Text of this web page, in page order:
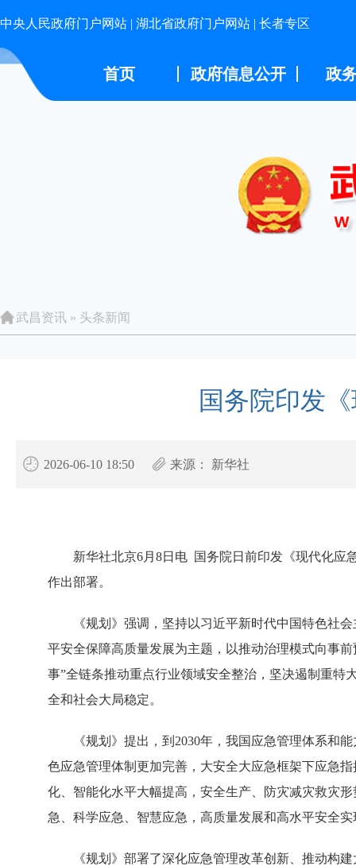
中央人民政府门户网站 | 湖北省政府门户网站 | 长者专区
首页 政府信息公开 政
武昌资讯 » 头条新闻
国务院印发
2026-06-10 18:50 来源： 新华社
新华社北京6月8日电 国务院日前印发《现代化应
作出部署。
《规划》强调，坚持以习近平新时代中国特色社
平安全保障高质量发展为主题，以推动治理模式向事
事”全链条推动重点行业领域安全整治，坚决遏制重
全和社会大局稳定。
《规划》提出，到2030年，我国应急管理体系和
色应急管理体制更加完善，大安全大应急框架下应急
化、智能化水平大幅提高，安全生产、防灾减灾救灾
急、科学应急、智慧应急，高质量发展和高水平安全
《规划》部署了深化应急管理改革创新、推动构